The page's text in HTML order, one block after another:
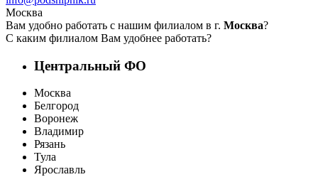
Москва
Вам удобно работать с нашим филиалом в г. Москва?
С каким филиалом Вам удобнее работать?
Центральный ФО
Москва
Белгород
Воронеж
Владимир
Рязань
Тула
Ярославль